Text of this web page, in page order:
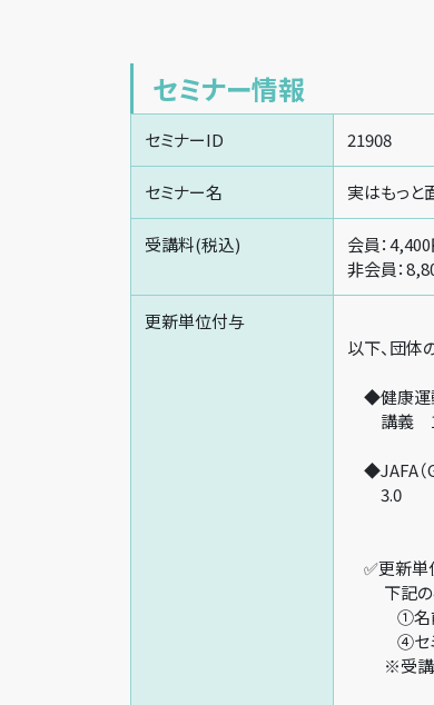
セミナー情報
セミナーID 21908
セミナー名 実はもっと
受講料(税込)
会員：
非会員：
更新単位付与
以下、団体
◆健康運
講義
◆JAFA（
3.0
✅更新単
下記の4
①名前
④セミナ
※受講証